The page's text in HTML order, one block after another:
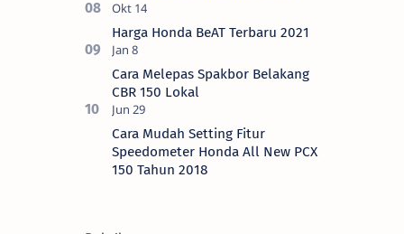
Harga Honda BeAT Terbaru 2021
Cara Melepas Spakbor Belakang
CBR 150 Lokal
Cara Mudah Setting Fitur
Speedometer Honda All New PCX
150 Tahun 2018